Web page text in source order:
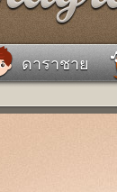
ดาราชาย